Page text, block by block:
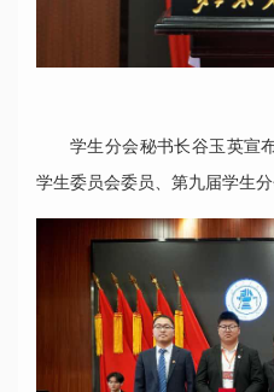
学生分会秘书长谷玉英宣
学生委员会委员、第九届学生分